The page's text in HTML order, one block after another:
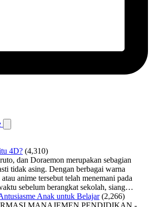
4D? (4,310)
dan Doraemon merupakan sebagian
tidak asing. Dengan berbagai warna
anime tersebut telah menemani pada
sebelum berangkat sekolah, siang…
Anak untuk Belajar (2,266)